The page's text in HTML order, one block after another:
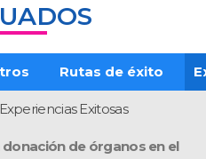
Rutas de éxito
Experiencias Exitosas
donación de órganos en el